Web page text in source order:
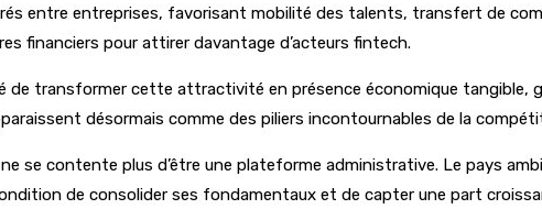
entre entreprises, favorisant mobilité des talents, transfert de
financiers pour attirer davantage d’acteurs fintech.
transformer cette attractivité en présence économique tangible,
désormais comme des piliers incontournables de la
se contente plus d’être une plateforme administrative. Le pays
de consolider ses fondamentaux et de capter une part